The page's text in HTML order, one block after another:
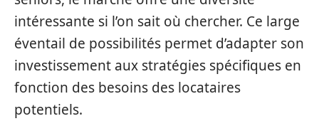
intéressante si l’on sait où chercher. Ce large
éventail de possibilités permet d’adapter son
investissement aux stratégies spécifiques en
fonction des besoins des locataires
potentiels.